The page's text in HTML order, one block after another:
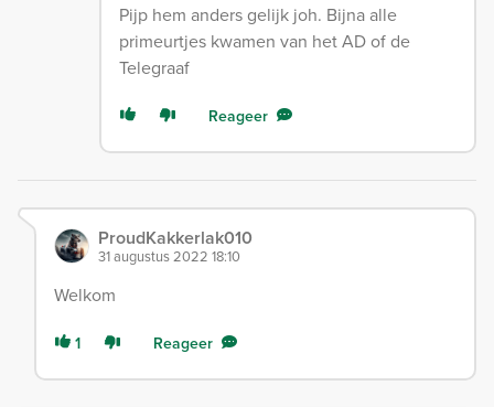
Pijp hem anders gelijk joh. Bijna alle
primeurtjes kwamen van het AD of de
Telegraaf
Reageer
ProudKakkerlak010
31 augustus 2022 18:10
Welkom
1 Reageer